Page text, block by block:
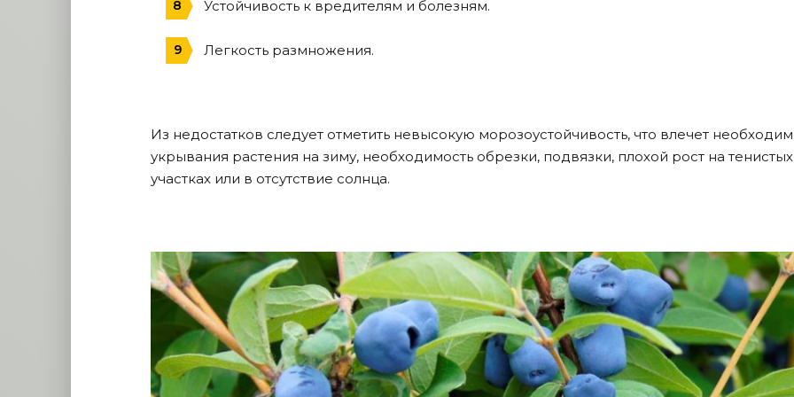
Устойчивость к вредителям и болезням.
Легкость размножения.
Из недостатков следует отметить невысокую морозоустойчивость, что влечет
укрывания растения на зиму, необходимость обрезки, подвязки, плохой рост на тенистых
участках или в отсутствие солнца.